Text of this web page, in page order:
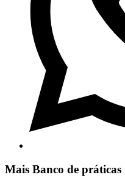
Mais Banco de práticas